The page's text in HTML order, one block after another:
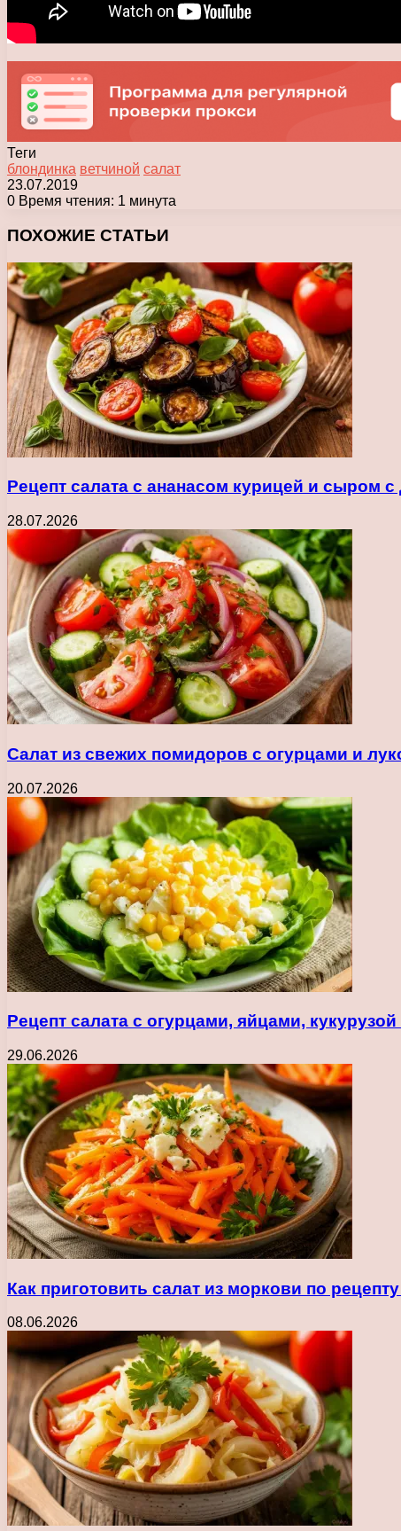
Теги
блондинка ветчиной салат
23.07.2019
0 Время чтения: 1 минута
ПОХОЖИЕ СТАТЬИ
Рецепт салата с ананасом курицей и сыром
28.07.2026
Салат из свежих помидоров с огурцами и
20.07.2026
Рецепт салата с огурцами, яйцами,
29.06.2026
Как приготовить салат из моркови по
08.06.2026